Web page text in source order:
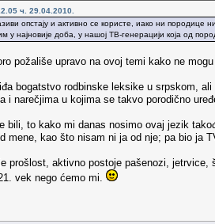
ч. 29.04.2010.
опстају и активно се користе, иако ни
најновије доба, у нашој ТВ-генерацији која од
požališe upravo na ovoj temi kako ne
bogatstvo rodbinske leksike u srpskom,
i narečjima u kojima se takvo porodično
bili, to kako mi danas nosimo ovaj jezik
mene, kao što nisam ni ja od nje; pa bio ja
prošlost, aktivno postoje pašenozi,
vek nego ćemo mi.